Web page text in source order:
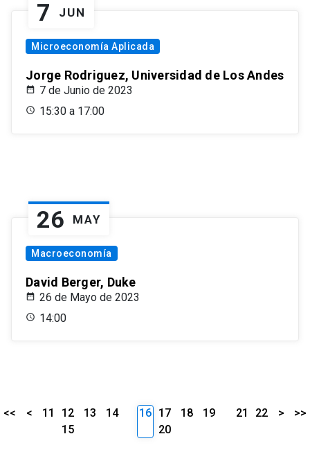
7 JUN
Microeconomía Aplicada
Jorge Rodriguez, Universidad de Los Andes
7 de Junio de 2023
15:30 a 17:00
26 MAY
Macroeconomía
David Berger, Duke
26 de Mayo de 2023
14:00
<< < 11 12 13
14
15
16 17 18
19
20
21 22 > >>